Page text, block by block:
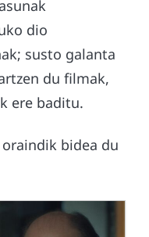
dio
susto galanta
du filmak,
ere baditu.
bidea du